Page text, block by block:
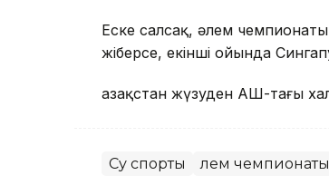
Еске салсақ, әлем
жіберсе, екінші ойында
Қазақстан жүзуден АҚШ-тағы
Су спорты Әлем чемпионаты